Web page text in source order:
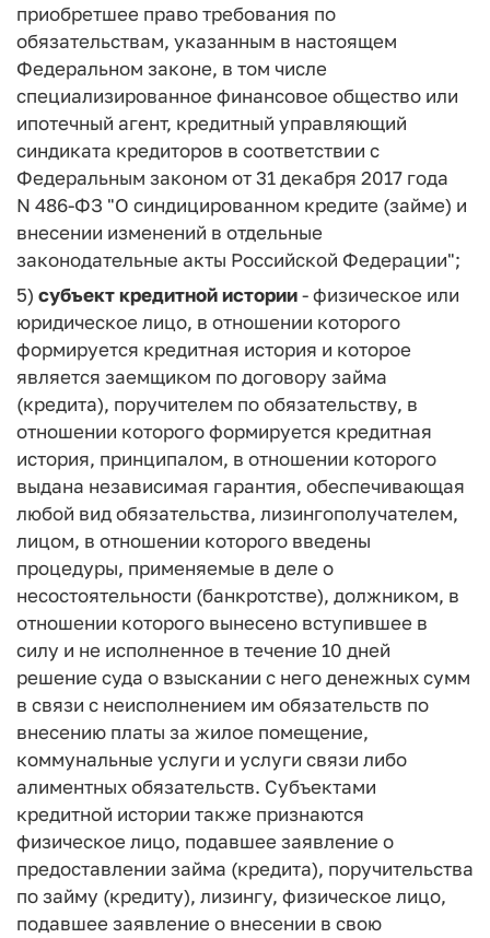
приобретшее право требования по
обязательствам, указанным в настоящем
Федеральном законе, в том числе
специализированное финансовое общество или
ипотечный агент, кредитный управляющий
синдиката кредиторов в соответствии с
Федеральным законом от 31 декабря 2017 года
N 486-ФЗ "О синдицированном кредите (займе) и
внесении изменений в отдельные
законодательные акты Российской Федерации";
5) субъект кредитной истории- физическое или
юридическое лицо, в отношении которого
формируется кредитная история и которое
является заемщиком по договору займа
(кредита), поручителем по обязательству, в
отношении которого формируется кредитная
история, принципалом, в отношении которого
выдана независимая гарантия, обеспечивающая
любой вид обязательства, лизингополучателем,
лицом, в отношении которого введены
процедуры, применяемые в деле о
несостоятельности (банкротстве), должником, в
отношении которого вынесено вступившее в
силу и не исполненное в течение 10 дней
решение суда о взыскании с него денежных сумм
в связи с неисполнением им обязательств по
внесению платы за жилое помещение,
коммунальные услуги и услуги связи либо
алиментных обязательств. Субъектами
кредитной истории также признаются
физическое лицо, подавшее заявление о
предоставлении займа (кредита), поручительства
по займу (кредиту), лизингу, физическое лицо,
подавшее заявление о внесении в свою